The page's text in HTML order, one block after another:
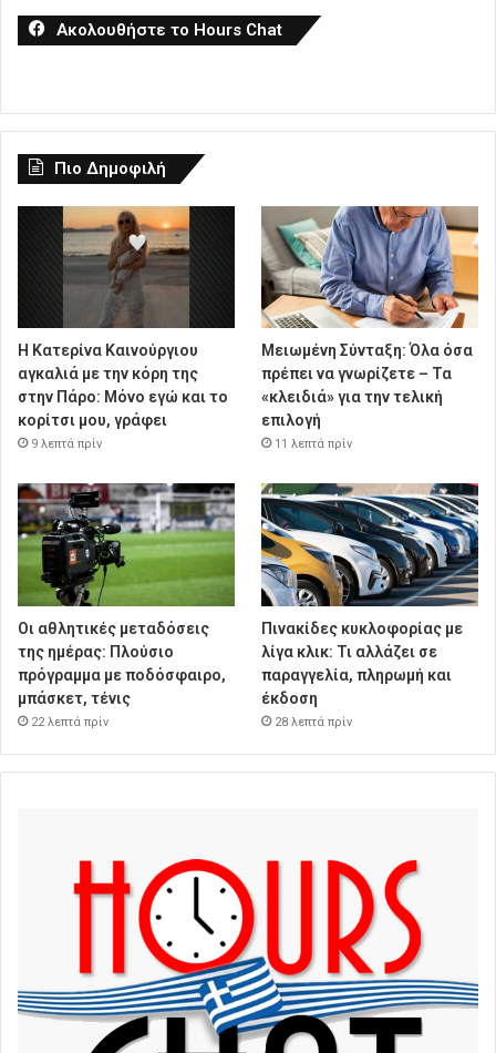
Ακολουθήστε το Hours Chat
Πιο Δημοφιλή
Η Κατερίνα Καινούργιου
αγκαλιά με την κόρη της
στην Πάρο: Μόνο εγώ και το
κορίτσι μου, γράφει
9 λεπτά πρίν
Μειωμένη Σύνταξη: Όλα όσα
πρέπει να γνωρίζετε – Τα
«κλειδιά» για την τελική
επιλογή
11 λεπτά πρίν
Οι αθλητικές μεταδόσεις
της ημέρας: Πλούσιο
πρόγραμμα με ποδόσφαιρο,
μπάσκετ, τένις
22 λεπτά πρίν
Πινακίδες κυκλοφορίας με
λίγα κλικ: Τι αλλάζει σε
παραγγελία, πληρωμή και
έκδοση
28 λεπτά πρίν